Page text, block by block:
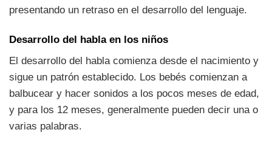
presentando un retraso en el desarrollo del lenguaje.
Desarrollo del habla en los niños
El desarrollo del habla comienza desde el nacimiento y
sigue un patrón establecido. Los bebés comienzan a
balbucear y hacer sonidos a los pocos meses de edad,
y para los 12 meses, generalmente pueden decir una o
varias palabras.